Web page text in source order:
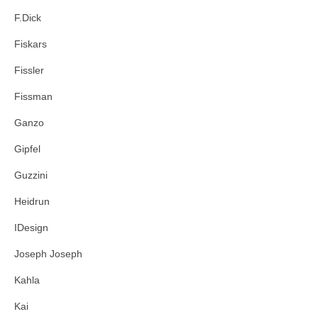
F.Dick
Fiskars
Fissler
Fissman
Ganzo
Gipfel
Guzzini
Heidrun
IDesign
Joseph Joseph
Kahla
Kai